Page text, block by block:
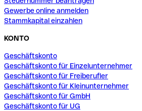
Gewerbe online anmelden
Stammkapital einzahlen
KONTO
Geschäftskonto
Geschäftskonto für Einzelunternehmer
Geschäftskonto für Freiberufler
Geschäftskonto für Kleinunternehmer
Geschäftskonto für GmbH
Geschäftskonto für UG